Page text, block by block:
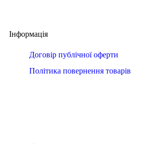
Інформація
Договір публічної оферти
Політика повернення товарів